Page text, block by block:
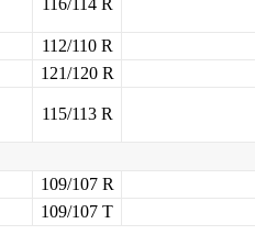
116/114 R
112/110 R
121/120 R
115/113 R
109/107 R
109/107 T